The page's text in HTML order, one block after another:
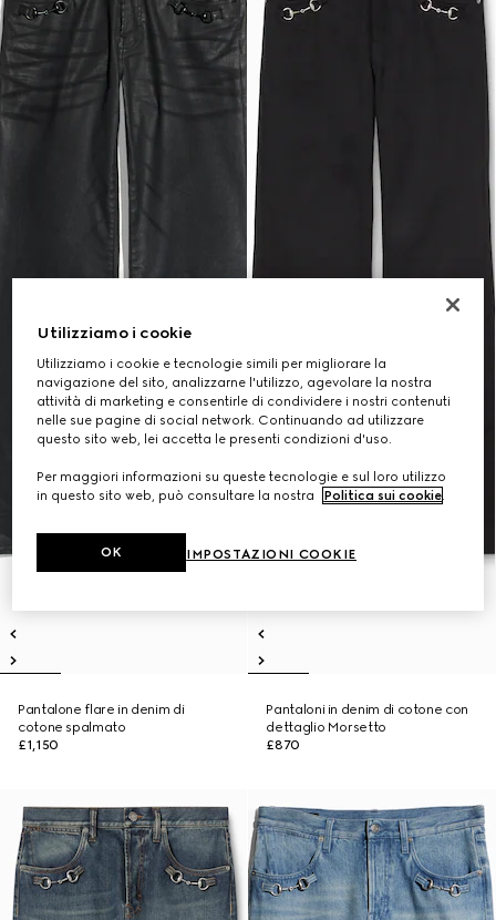
Pantalone flare in denim di
cotone spalmato
£1,150
Pantaloni in denim di cotone con
dettaglio Morsetto
£870
Utilizziamo i cookie
Utilizziamo i cookie e tecnologie simili per migliorare la
navigazione del sito, analizzarne l'utilizzo, agevolare la nostra
attività di marketing e consentirle di condividere i nostri contenuti
nelle sue pagine di social network. Continuando ad utilizzare
questo sito web, lei accetta le presenti condizioni d'uso.
Per maggiori informazioni su queste tecnologie e sul loro utilizzo
in questo sito web, può consultare la nostra
Politica sui cookie.
IMPOSTAZIONI COOKIE
OK